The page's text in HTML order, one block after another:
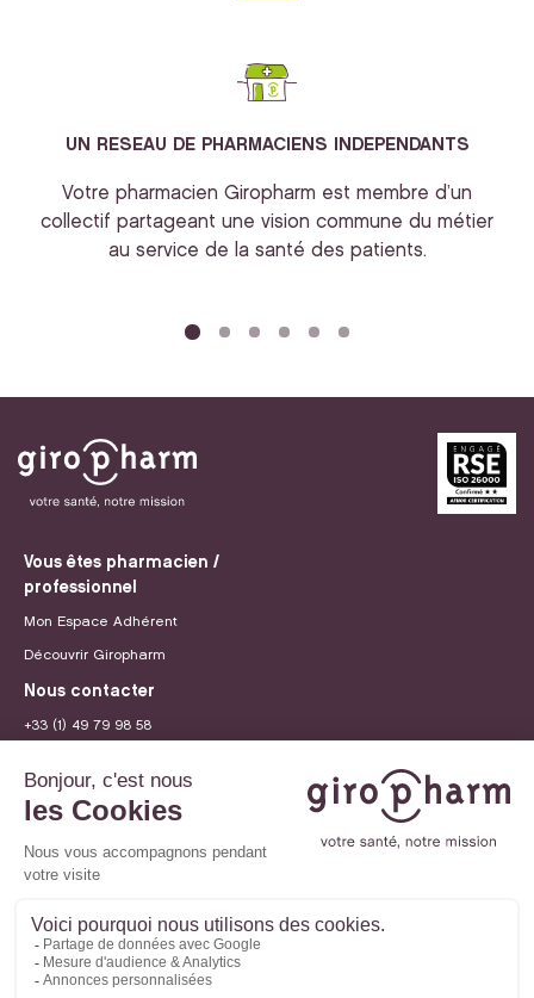
UN RESEAU DE PHARMACIENS INDEPENDANTS
Votre pharmacien Giropharm est membre d’un
collectif partageant une vision commune du métier
au service de la santé des patients.
Vous êtes pharmacien /
professionnel
Mon Espace Adhérent
Découvrir Giropharm
Nous contacter
+33 (1) 49 79 98 58
Recrutement